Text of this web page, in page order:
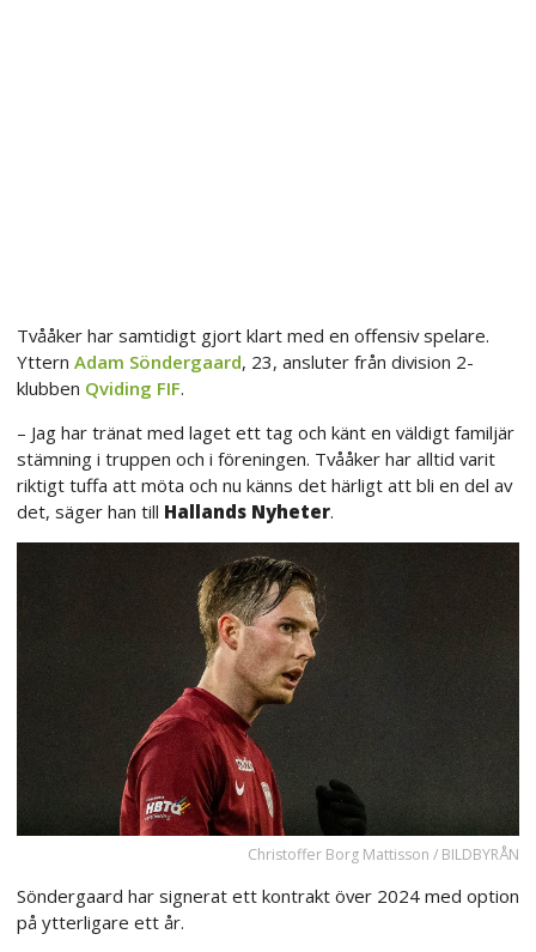
Tvååker har samtidigt gjort klart med en offensiv spelare.
Yttern Adam Söndergaard, 23, ansluter från division 2-
klubben Qviding FIF.
– Jag har tränat med laget ett tag och känt en väldigt familjär
stämning i truppen och i föreningen. Tvååker har alltid varit
riktigt tuffa att möta och nu känns det härligt att bli en del av
det, säger han till Hallands Nyheter.
Christoffer Borg Mattisson / BILDBYRÅN
Söndergaard har signerat ett kontrakt över 2024 med option
på ytterligare ett år.